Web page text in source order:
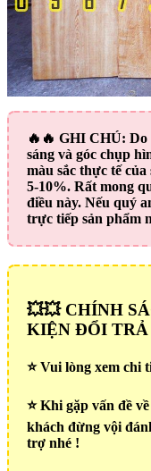
🔥🔥 GHI CHÚ: Do
sáng và góc chụp
màu sắc thực tế
5-10%. Rất mong
điều này. Nếu quý
trực tiếp sản phẩm
💥💥 CHÍNH
KIỆN ĐỔI TRẢ
⭐️ Vui lòng xem chi
⭐️ Khi gặp vấn đề
khách đừng vội
trợ nhé !